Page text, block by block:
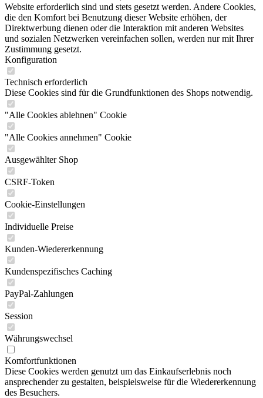
Website erforderlich sind und stets gesetzt werden. Andere Cookies,
die den Komfort bei Benutzung dieser Website erhöhen, der
Direktwerbung dienen oder die Interaktion mit anderen Websites
und sozialen Netzwerken vereinfachen sollen, werden nur mit Ihrer
Zustimmung gesetzt.
Konfiguration
Technisch erforderlich
Diese Cookies sind für die Grundfunktionen des Shops notwendig.
"Alle Cookies ablehnen" Cookie
"Alle Cookies annehmen" Cookie
Ausgewählter Shop
CSRF-Token
Cookie-Einstellungen
Individuelle Preise
Kunden-Wiedererkennung
Kundenspezifisches Caching
PayPal-Zahlungen
Session
Währungswechsel
Komfortfunktionen
Diese Cookies werden genutzt um das Einkaufserlebnis noch
ansprechender zu gestalten, beispielsweise für die Wiedererkennung
des Besuchers.